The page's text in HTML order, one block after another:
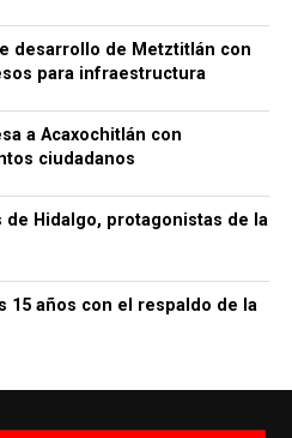
desarrollo de Metztitlán con
para infraestructura
a Acaxochitlán con
ciudadanos
de Hidalgo, protagonistas de la
15 años con el respaldo de la